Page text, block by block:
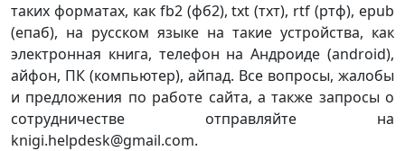
таких форматах, как fb2 (фб2), txt (тхт), rtf (ртф), epub
(епаб), на русском языке на такие устройства, как
электронная книга, телефон на Андроиде (android),
айфон, ПК (компьютер), айпад. Все вопросы, жалобы
и предложения по работе сайта, а также запросы о
сотрудничестве отправляйте на
knigi.helpdesk@gmail.com.